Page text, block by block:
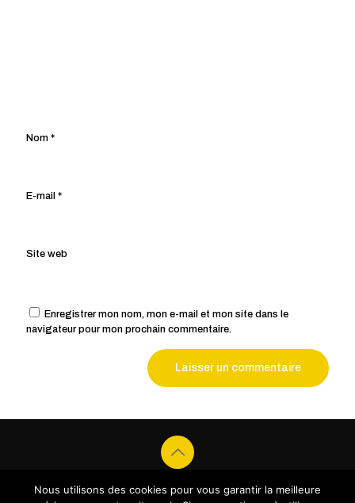
Nom *
E-mail *
Site web
Enregistrer mon nom, mon e-mail et mon site dans le
navigateur pour mon prochain commentaire.
Mention légales
© 2021 Audax Lavallois | Réalisé par
LXI Agence | Tous
Nous utilisons des cookies pour vous garantir la meilleure